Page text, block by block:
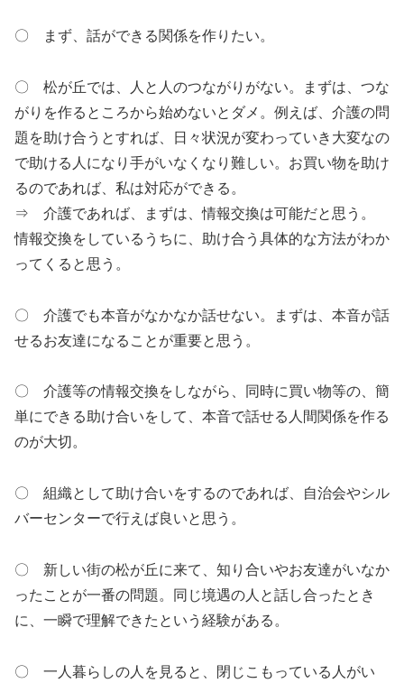
〇 まず、話ができる関係を作りたい。
〇 松が丘では、人と人のつながりがない。まずは、つな
がりを作るところから始めないとダメ。例えば、介護の問
題を助け合うとすれば、日々状況が変わっていき大変なの
で助ける人になり手がいなくなり難しい。お買い物を助け
るのであれば、私は対応ができる。
⇒ 介護であれば、まずは、情報交換は可能だと思う。
情報交換をしているうちに、助け合う具体的な方法がわか
ってくると思う。
〇 介護でも本音がなかなか話せない。まずは、本音が話
せるお友達になることが重要と思う。
〇 介護等の情報交換をしながら、同時に買い物等の、簡
単にできる助け合いをして、本音で話せる人間関係を作る
のが大切。
〇 組織として助け合いをするのであれば、自治会やシル
バーセンターで行えば良いと思う。
〇 新しい街の松が丘に来て、知り合いやお友達がいなか
ったことが一番の問題。同じ境遇の人と話し合ったとき
に、一瞬で理解できたという経験がある。
〇 一人暮らしの人を見ると、閉じこもっている人がい